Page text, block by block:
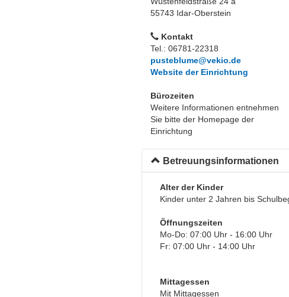
55743 Idar-Oberstein
Kontakt
Tel.: 06781-22318
pusteblume@vekio.de
Website der Einrichtung
Bürozeiten
Weitere Informationen entnehmen
Sie bitte der Homepage der
Einrichtung
Betreuungsinformationen
Alter der Kinder
Kinder unter 2 Jahren bis
Öffnungszeiten
Mo-Do: 07:00 Uhr - 16:00 Uhr
Fr: 07:00 Uhr - 14:00 Uhr
Mittagessen
Mit Mittagessen